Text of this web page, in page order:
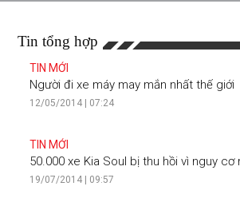
Tin tổng hợp
TIN MỚI
Người đi xe máy may mắn nhất thế giới
12/05/2014 | 07:24
TIN MỚI
50.000 xe Kia Soul bị thu hồi vì nguy cơ
19/07/2014 | 09:57